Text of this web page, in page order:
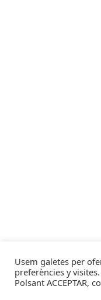
Usem galetes per
preferències y visites.
Polsant ACCEPTAR,